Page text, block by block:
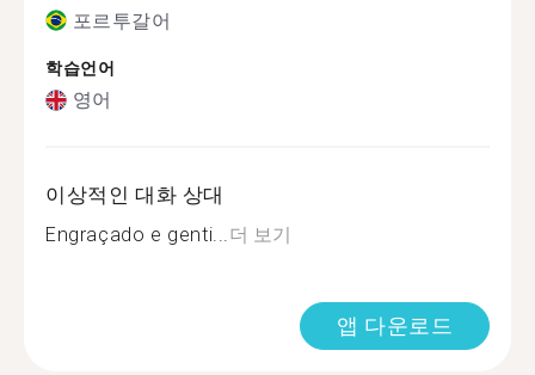
포르투갈어
학습언어
영어
이상적인 대화 상대
Engraçado e genti...더 보기
앱 다운로드